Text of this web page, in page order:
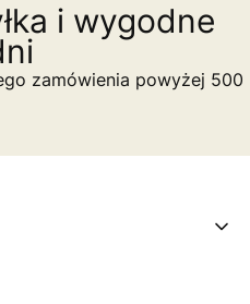
i wygodne
zamówienia powyżej 500